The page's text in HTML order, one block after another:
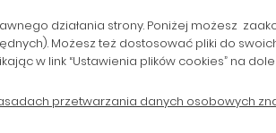
Formy płatności
Koszty dostawy
B2B
Drukarki
Drukarki do
Tonery
działania strony. Poniżej możesz
Możesz też dostosować pliki do
w link “Ustawienia plików cookies” na dole
przetwarzania danych osobowych